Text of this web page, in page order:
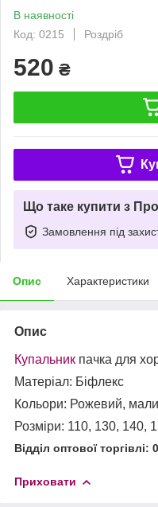
В наявності
Код: 0215
Роздріб
520 ₴
Що таке купити з
Замовлення під
Опис Характеристики
Опис
Купальник пачка для
Матеріал: Біфлекс
Кольори: Рожевий,
Розміри: 110, 130, 140,
Відділ оптової
Приховати